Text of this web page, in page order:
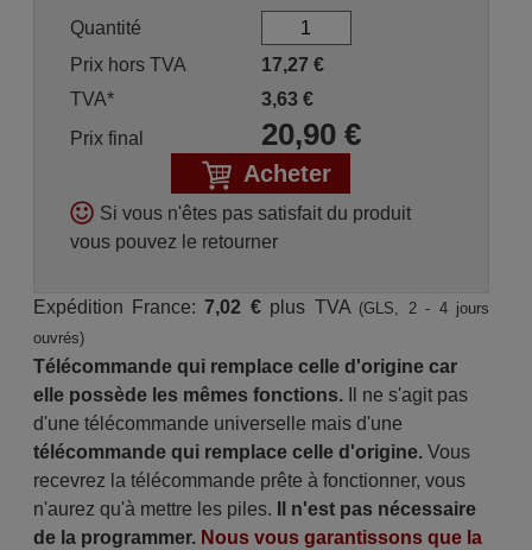
Quantité
Prix hors TVA
17,27 €
TVA*
3,63€
Prix final
20,90€
Acheter
Si vous n'êtes pas satisfait du produit
vous pouvez le retourner
Expédition France:7,02 €plus TVA (GLS, 2 - 4 jours
ouvrés)
Télécommande qui remplace celle d'origine car
elle possède les mêmes fonctions.Il ne s'agit pas
d'une télécommande universelle mais d'une
télécommande qui remplace celle d'origine.Vous
recevrez la télécommande prête à fonctionner, vous
n'aurez qu'à mettre les piles.
Il n'est pas nécessaire
de la programmer. Nous vous garantissons que la